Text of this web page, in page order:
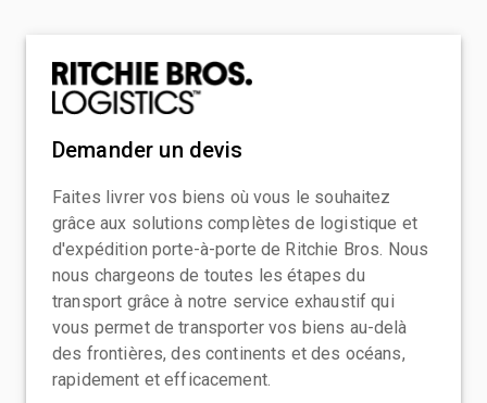
Demander un devis
Faites livrer vos biens où vous le souhaitez
grâce aux solutions complètes de logistique et
d'expédition porte-à-porte de Ritchie Bros. Nous
nous chargeons de toutes les étapes du
transport grâce à notre service exhaustif qui
vous permet de transporter vos biens au-delà
des frontières, des continents et des océans,
rapidement et efficacement.